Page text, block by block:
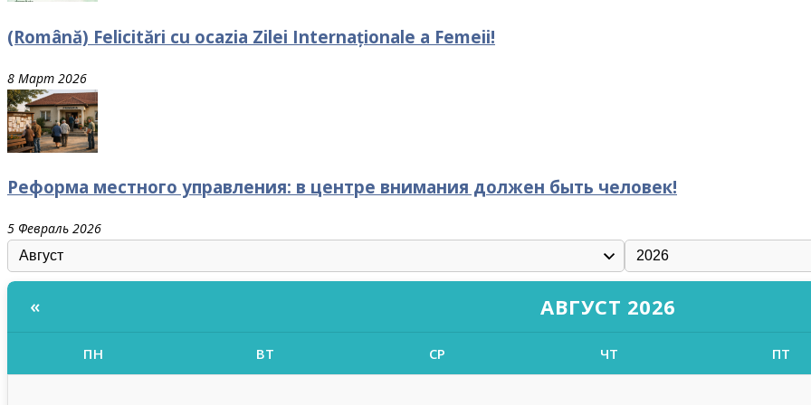
(Română) Felicitări cu ocazia Zilei Internaționale a Femeii!
8 Март 2026
Реформа местного управления: в центре внимания должен быть человек!
5 Февраль 2026
« АВГУСТ 2026
ПН ВТ СР ЧТ ПТ